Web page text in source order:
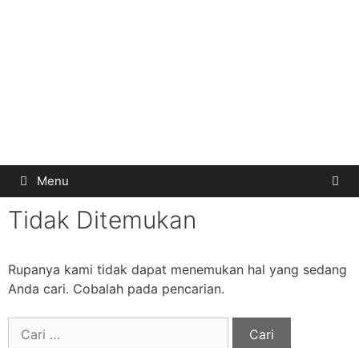
Menu
Tidak Ditemukan
Rupanya kami tidak dapat menemukan hal yang sedang
Anda cari. Cobalah pada pencarian.